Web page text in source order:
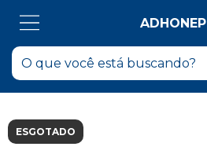
ADHONEP
ESGOTADO